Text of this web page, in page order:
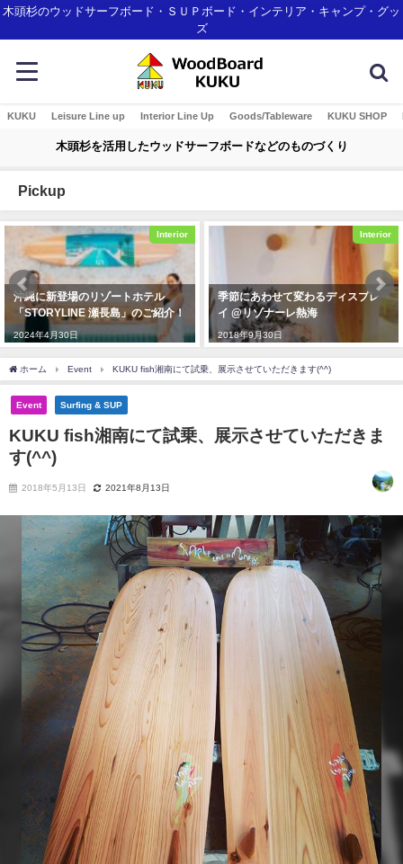
木頭杉のウッドサーフボード・ＳＵＰボード・インテリア・キャンプ・グッ
ズ
KUKU Leisure Line up Interior Line Up Goods/Tableware KUKU SHOP
木頭杉を活用したウッドサーフボードなどのものづくり
Pickup
Interior
沖縄に新登場のリゾートホテル
「STORYLINE 瀬長島」のご紹介！
2024年4月30日
Interior
季節にあわせて変わるディスプレ
イ @リゾナーレ熱海
2018年9月30日
ホーム Event KUKU fish湘南にて試乗、展示させていただきます(^^)
Event Surfing & SUP
KUKU fish湘南にて試乗、展示させていただきま
す(^^)
2018年5月13日 2021年8月13日